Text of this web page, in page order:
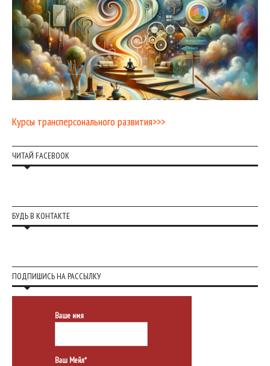
Курсы трансперсонального развития>>>
ЧИТАЙ FACEBOOK
БУДЬ В КОНТАКТЕ
ПОДПИШИСЬ НА РАССЫЛКУ
Ваше имя
Ваш Мейл*